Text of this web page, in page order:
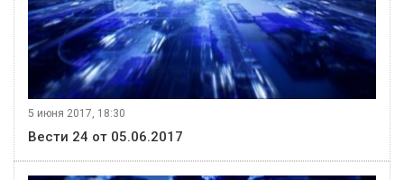
5 июня 2017, 18:30
Вести 24 от 05.06.2017